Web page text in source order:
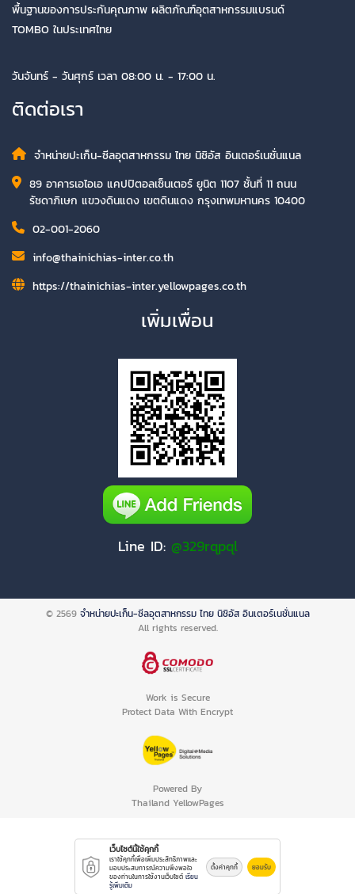
พื้นฐานของการประกันคุณภาพ ผลิตภัณฑ์อุตสาหกรรมแบรนด์
TOMBO ในประเทศไทย
วันจันทร์ - วันศุกร์ เวลา 08:00 น. - 17:00 น.
ติดต่อเรา
จำหน่ายปะเก็น-ซีลอุตสาหกรรม ไทย นิชิอัส อินเตอร์เนชั่นแนล
89 อาคารเอไอเอ แคปปิตอลเซ็นเตอร์ ยูนิต 1107 ชั้นที่ 11 ถนน
รัชดาภิเษก แขวงดินแดง เขตดินแดง กรุงเทพมหานคร 10400
02-001-2060
info@thainichias-inter.co.th
https://thainichias-inter.yellowpages.co.th
เพิ่มเพื่อน
Line ID: @329rqpql
© 2569 จำหน่ายปะเก็น-ซีลอุตสาหกรรม ไทย นิชิอัส อินเตอร์เนชั่นแนล
All rights reserved.
Work is Secure
Protect Data With Encrypt
Powered By
Thailand YellowPages
เว็บไซต์นี้ใช้คุกกี้
เราใช้คุกกี้เพื่อเพิ่มประสิทธิภาพและ
มอบประสบการณ์ความพึงพอใจ
ของท่านในการใช้งานเว็บไซต์ เรียน
รู้เพิ่มเติม
ตั้งค่าคุกกี้ ยอมรับ